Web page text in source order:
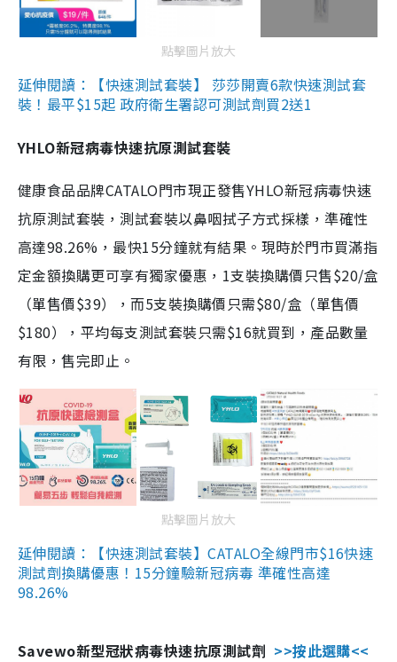
點擊圖片放大
延伸閱讀：【快速測試套裝】 莎莎開賣6款快速測試套
裝！最平$15起 政府衛生署認可測試劑買2送1
YHLO新冠病毒快速抗原測試套裝
健康食品品牌CATALO門市現正發售YHLO新冠病毒快速
抗原測試套裝，測試套裝以鼻咽拭子方式採樣，準確性
高達98.26%，最快15分鐘就有結果。現時於門市買滿指
定金額換購更可享有獨家優惠，1支裝換購價只售$20/盒
（單售價$39），而5支裝換購價只需$80/盒（單售價
$180），平均每支測試套裝只需$16就買到，產品數量
有限，售完即止。
點擊圖片放大
延伸閱讀：【快速測試套裝】CATALO全線門市$16快速
測試劑換購優惠！15分鐘驗新冠病毒 準確性高達
98.26%
Savewo新型冠狀病毒快速抗原測試劑 >>按此選購<<